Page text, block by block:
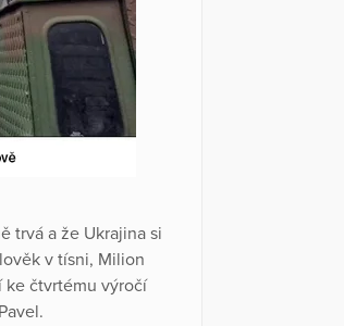
trvá a že Ukrajina si
v tísni, Milion
ke čtvrtému výročí